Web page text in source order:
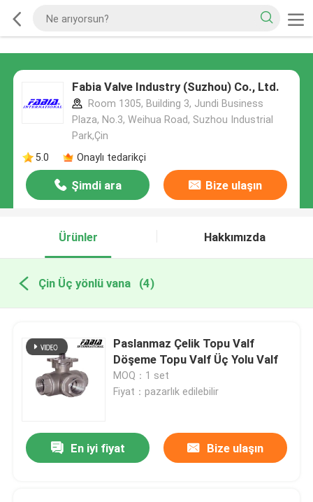
Fabia Valve Industry (Suzhou) Co., Ltd.
Room 1305, Building 3, Jundi Business
Plaza, No.3, Weihua Road, Suzhou Industrial
Park,Çin
5.0
Onaylı tedarikçi
Şimdi ara Bize ulaşın
Ürünler Hakkımızda
Çin Üç yönlü vana (4)
Paslanmaz Çelik Topu Valf
Döşeme Topu Valf Üç Yolu Valf
MOQ：1 set
Fiyat：pazarlık edilebilir
En iyi fiyat Bize ulaşın